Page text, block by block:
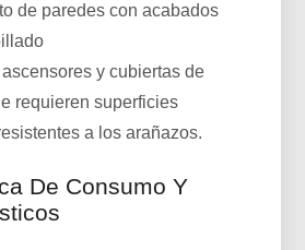
de paredes con acabados
ascensores y cubiertas de
requieren superficies
a los arañazos.
De Consumo Y